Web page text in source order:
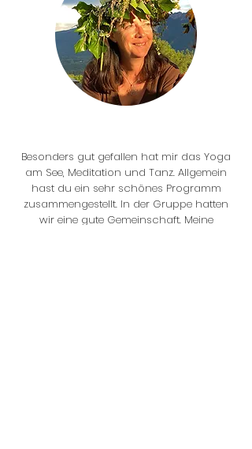
Besonders gut gefallen hat mir das Yoga
am See, Meditation und Tanz. Allgemein
hast du ein sehr schönes Programm
zusammengestellt. In der Gruppe hatten
wir eine gute Gemeinschaft. Meine